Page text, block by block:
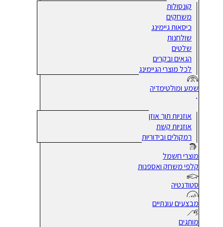
קונסולות
משחקים
כיסאות גיימינג
שולחנות
שלטים
הגאים ובקרים
לכל מוצרי הגיימינג
שמע ומולטימדיה
אוזניות תוך אוזן
אוזניות קשת
רמקולים ובידוריות
מוצרי חשמל
קלפי משחק ואספנות
סטודנטיה
מבצעים עונתיים
מותגים